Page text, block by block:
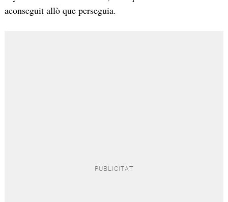
aconseguit allò que perseguia.